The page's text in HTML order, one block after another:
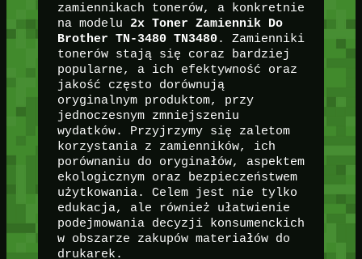
zamiennikach tonerów, a konkretnie
na modelu 2x Toner Zamiennik Do
Brother TN-3480 TN3480. Zamienniki
tonerów stają się coraz bardziej
popularne, a ich efektywność oraz
jakość często dorównują
oryginalnym produktom, przy
jednoczesnym zmniejszeniu
wydatków. Przyjrzymy się zaletom
korzystania z zamienników, ich
porównaniu do oryginałów, aspektem
ekologicznym oraz bezpieczeństwem
użytkowania. Celem jest nie tylko
edukacja, ale również ułatwienie
podejmowania decyzji konsumenckich
w obszarze zakupów materiałów do
drukarek.